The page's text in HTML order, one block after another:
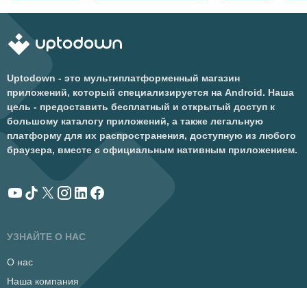
Uptodown - это мультиплатформенный магазин
приложений, который специализируется на Android. Наша
цель - предоставить бесплатный и открытый доступ к
большому каталогу приложений, а также легальную
платформу для их распространения, доступную из любого
браузера, вместе с официальным нативным приложением.
УЗНАЙТЕ О НАС
О нас
Наша компания